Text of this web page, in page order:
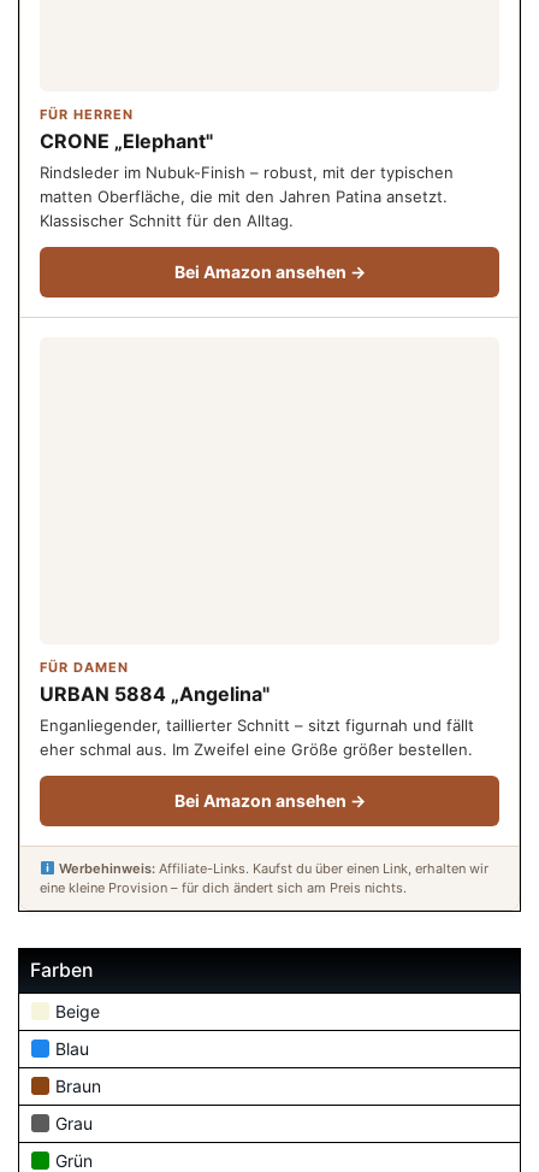
FÜR HERREN
CRONE „Elephant"
Rindsleder im Nubuk-Finish – robust, mit der typischen
matten Oberfläche, die mit den Jahren Patina ansetzt.
Klassischer Schnitt für den Alltag.
Bei Amazon ansehen →
FÜR DAMEN
URBAN 5884 „Angelina"
Enganliegender, taillierter Schnitt – sitzt figurnah und fällt
eher schmal aus. Im Zweifel eine Größe größer bestellen.
Bei Amazon ansehen →
Werbehinweis:Affiliate-Links. Kaufst du über einen Link, erhalten wir
eine kleine Provision – für dich ändert sich am Preis nichts.
Farben
Beige
Blau
Braun
Grau
Grün